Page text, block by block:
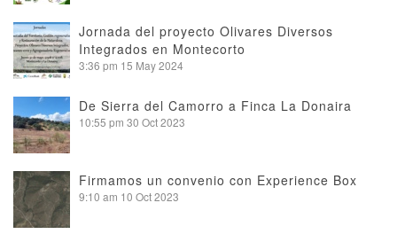
Jornada del proyecto Olivares Diversos
Integrados en Montecorto
3:36 pm 15 May 2024
De Sierra del Camorro a Finca La Donaira
10:55 pm 30 Oct 2023
Firmamos un convenio con Experience Box
9:10 am 10 Oct 2023